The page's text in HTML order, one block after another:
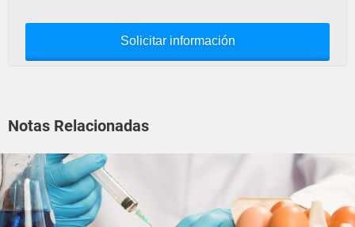
Solicitar información
Notas Relacionadas